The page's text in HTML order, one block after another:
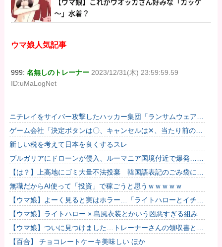
ウマ娘人気記事
999:名無しのトレーナー 2023/12/31(木) 23:59:59.59
ID:uMaLogNet
ニチレイをサイバー攻撃したハッカー集団「ランサムウェア」
個人情報など20万件以上をダークウェブ上に公開か
ゲーム会社「決定ボタンは〇、キャンセルは✕、当たり前の
話」→ ゲーム会社「今日から決定ボタンは✕にしまー
す！！！」
新しい税を考えて日本を良くするスレ
ブルガリアにドローンが侵入、ルーマニア国境付近で爆発…当
局「ウクライナ軍がよく使う機種」！
【は？】上高地にゴミ大量不法投棄 韓国語表記のごみ袋に紙
やプラスチック、缶、瓶などが混在 生肉やキムチ、ラーメン
などさま...
無職だからAI使って「投資」で稼ごうと思うｗｗｗｗｗ
【ウマ娘】よーく見ると実はホラー…「ライトハローとイチャ
つくスティルトレ漫画」
【ウマ娘】ライトハロー × 島風衣装とかいう凶悪すぎる組み合
わせｗｗｗ「大変なことに…」
【ウマ娘】ついに見つけました…トレーナーさんの領収書と給
与明細！！
【百合】 チョコレートケーキ美味しい ほか